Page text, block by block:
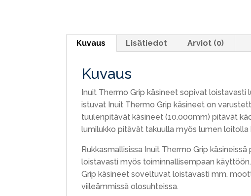
Kuvaus Lisätiedot Arviot (0)
Kuvaus
Inuit Thermo Grip käsineet sopivat
istuvat Inuit Thermo Grip käsineet on
tuulenpitävät käsineet (10.000mm) pitävät
lumilukko pitävät takuulla myös lumen loitolla
Rukkasmallisissa Inuit Thermo Grip
loistavasti myös toiminnallisempaan
Grip käsineet soveltuvat loistavasti mm.
viileämmissä olosuhteissa.